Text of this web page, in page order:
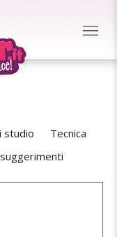
studio
Tecnica